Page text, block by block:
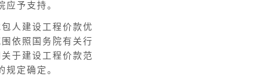
应予支持。
人建设工程价款优
依照国务院有关行
于建设工程价款范
规定确定。